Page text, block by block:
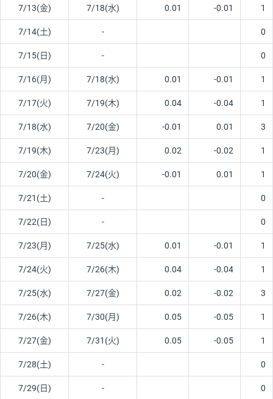
7/13(金) 7/18(水) 0.01 -0.01 1
7/14(土) - 0
7/15(日) - 0
7/16(月) 7/18(水) 0.01 -0.01 1
7/17(火) 7/19(木) 0.04 -0.04 1
7/18(水) 7/20(金) -0.01 0.01 3
7/19(木) 7/23(月) 0.02 -0.02 1
7/20(金) 7/24(火) -0.01 0.01 1
7/21(土) - 0
7/22(日) - 0
7/23(月) 7/25(水) 0.01 -0.01 1
7/24(火) 7/26(木) 0.04 -0.04 1
7/25(水) 7/27(金) 0.02 -0.02 3
7/26(木) 7/30(月) 0.05 -0.05 1
7/27(金) 7/31(火) 0.05 -0.05 1
7/28(土) - 0
7/29(日) - 0